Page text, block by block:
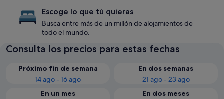
Escoge lo que tú quieras
Busca entre más de un millón de alojamientos de
todo el mundo.
Consulta los precios para estas fechas
Próximo fin de semana
14 ago - 16 ago
En dos semanas
21 ago - 23 ago
En un mes
En dos meses